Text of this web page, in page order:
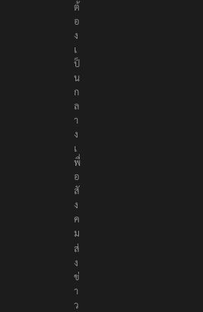
ต้
อ
ง
เ
ป็
น
ก
ล
า
ง
เ
พื่
อ
สั
ง
ค
ม
ส่
ง
ข่
า
ว